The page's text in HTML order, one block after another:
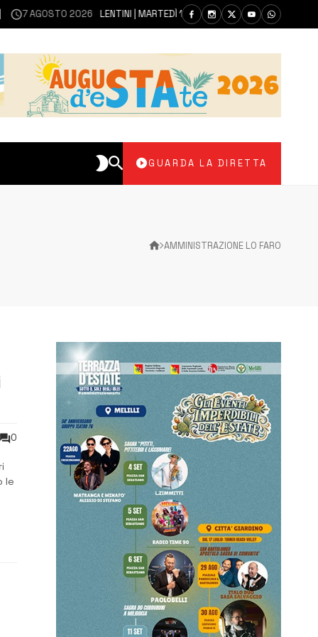
2026 LENTINI | MARTEDÌ 11 AGOSTO SEDUTA DI CONSIGLIO
GUARDA LA DIRETTA
AMMINISTRAZIONE LO FARO
0
le